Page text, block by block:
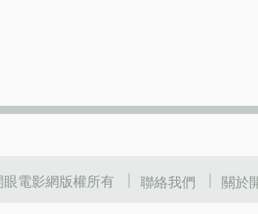
電影網版權所有 聯絡我們 關於